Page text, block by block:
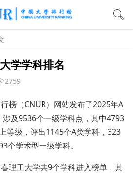
学学科排名
2759
榜（CNUR）网站发布了2025年A
涉及9536个一级学科点，其中4793
等级，评出1145个A类学科，323
个学术型一级学科。
理工大学共9个学科进入榜单，其